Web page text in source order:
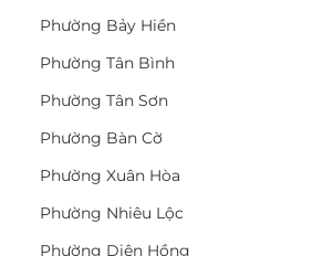
Phường Bảy Hiền
Phường Tân Bình
Phường Tân Sơn
Phường Bàn Cờ
Phường Xuân Hòa
Phường Nhiêu Lộc
Phường Diên Hồng